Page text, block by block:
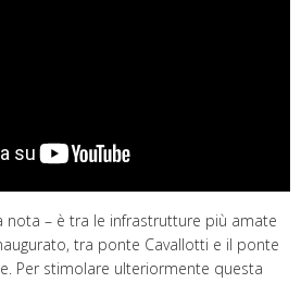
nota – è tra le infrastrutture più amate
tra ponte Cavallotti e il ponte
Per stimolare ulteriormente questa